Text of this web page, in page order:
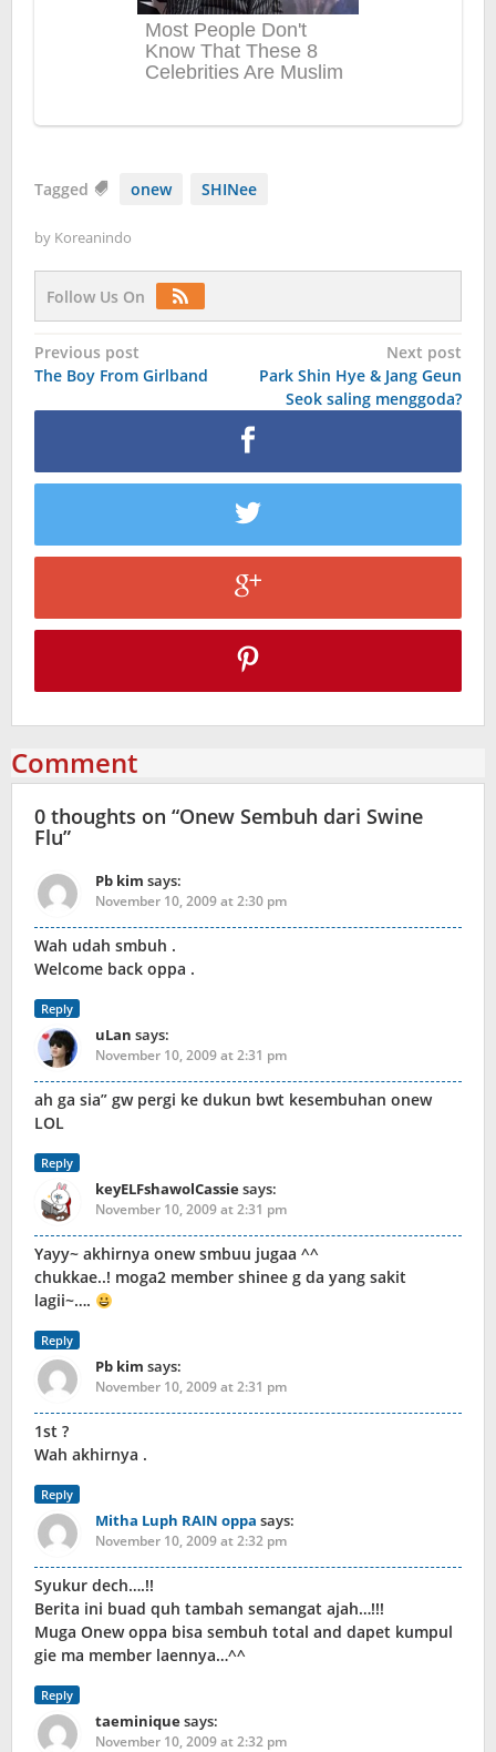
Tagged onew SHINee
by Koreanindo
Follow Us On
Post
navigation
Previous post
The Boy From Girlband
Next post
Park Shin Hye & Jang Geun
Seok saling menggoda?
Comment
0 thoughts on “Onew Sembuh dari Swine
Flu”
Pb kim says:
November 10, 2009 at 2:30 pm
Wah udah smbuh .
Welcome back oppa .
Reply
uLan says:
November 10, 2009 at 2:31 pm
ah ga sia” gw pergi ke dukun bwt kesembuhan onew
LOL
Reply
keyELFshawolCassiesays:
November 10, 2009 at 2:31 pm
Yayy~ akhirnya onew smbuu jugaa ^^
chukkae..! moga2 member shinee g da yang sakit
lagii~….
Reply
Pb kim says:
November 10, 2009 at 2:31 pm
1st ?
Wah akhirnya .
Reply
Mitha Luph RAIN oppa says:
November 10, 2009 at 2:32 pm
Syukur dech….!!
Berita ini buad quh tambah semangat ajah…!!!
Muga Onew oppa bisa sembuh total and dapet kumpul
gie ma member laennya…^^
Reply
taeminiquesays:
November 10, 2009 at 2:32 pm